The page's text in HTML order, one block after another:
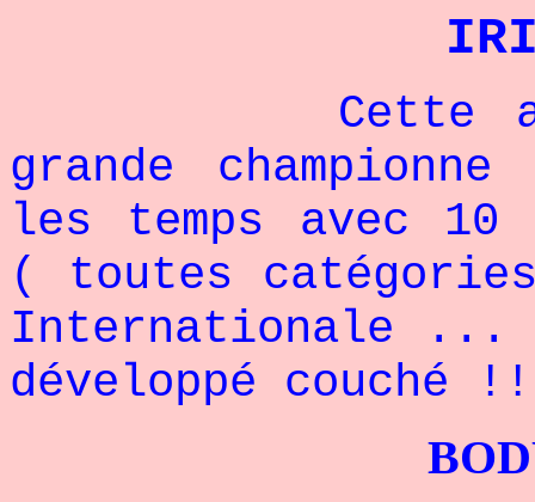
Cette
grande
les temps avec
( toutes
Internationale ...
développé couché